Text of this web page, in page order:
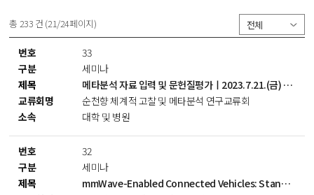
총 233 건 (21/24페이지)
33
세미나
메타분석 자료 입력 및 문헌질평가ㅣ2023.7.21.(금) 18:30
순천향 체계적 고찰 및 메타분석 연구교류회
대학 및 병원
32
세미나
mmWave-Enabled Connected Vehicles: Standardization, Implementation, and Field Trialㅣ2023.7.18.(화) 11:00